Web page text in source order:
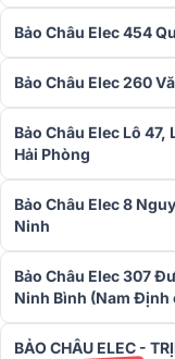
Với công suất RMS là
treo tường
mạnh mẽ và sống
âm thanh khác nhau từ
Dải tần rộng
Dải tần đáp ứng: Với
loa cung cấp âm
Với mức âm thanh tối
Bảo Châu Elec 454
Bảo Châu Elec 260
Bảo Châu Elec Lô
Hải Phòng
Bảo Châu Elec 8
Ninh
Bảo Châu Elec 307
Ninh Bình (Nam Định
BẢO CHÂU ELEC -